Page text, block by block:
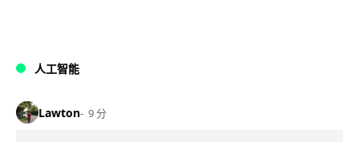
人工智能
Lawton 9 分